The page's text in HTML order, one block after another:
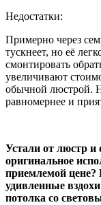
Недостатки:
Примерно через
тускнеет, но её
смонтировать
увеличивают
обычной люстрой.
равномернее и
Устали от люстр и
оригинальное
приемлемой цене?
удивленные
потолка со